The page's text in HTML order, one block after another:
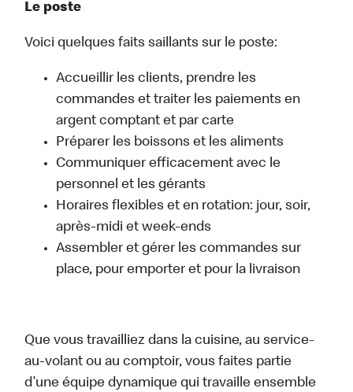
Le poste
Voici quelques faits saillants sur le poste:
Accueillir les clients, prendre les
commandes et traiter les paiements en
argent comptant et par carte
Préparer les boissons et les aliments
Communiquer efficacement avec le
personnel et les gérants
Horaires flexibles et en rotation: jour, soir,
après-midi et week-ends
Assembler et gérer les commandes sur
place, pour emporter et pour la livraison
Que vous travailliez dans la cuisine, au service-
au-volant ou au comptoir, vous faites partie
d’une équipe dynamique qui travaille ensemble